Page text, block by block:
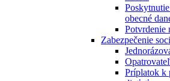
obecné
Potvrdenie
Zabezpečenie
Príplatok k